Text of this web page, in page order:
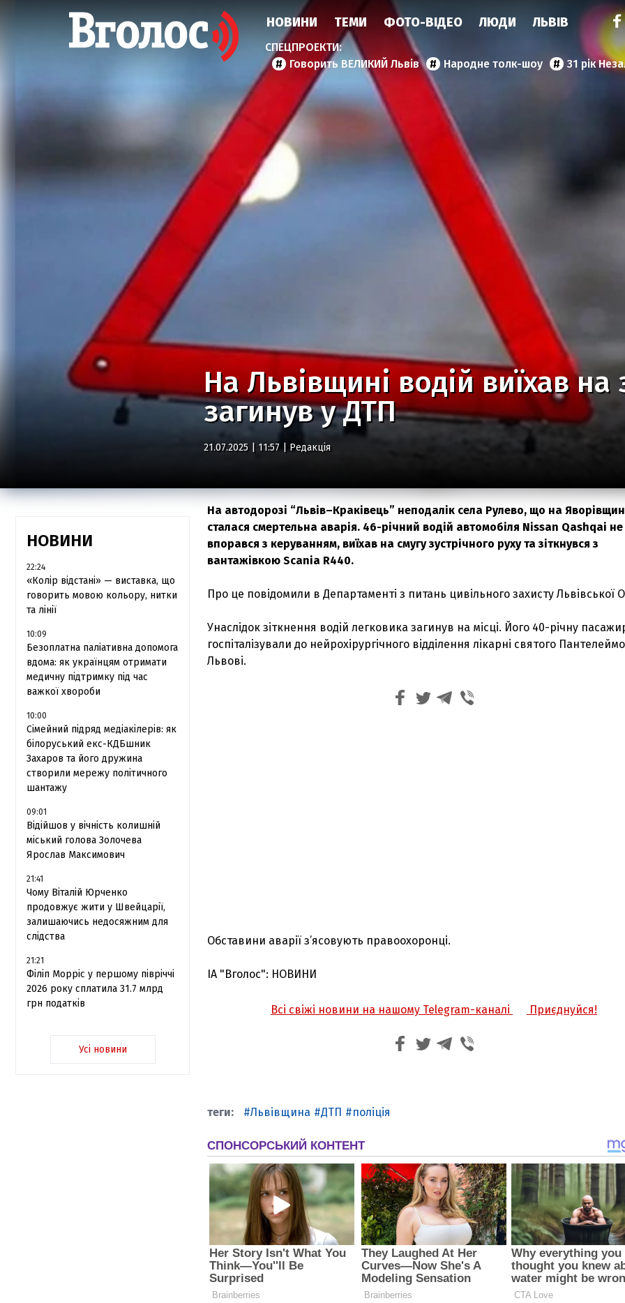
НОВИНИ ТЕМИ ФОТО-ВІДЕО ЛЮДИ ЛЬВІВ
Говорить ВЕЛИКИЙ Львів Народне толк-шоу 31 рік
На Львівщині водій виїхав на
загинув у ДТП
21.07.2025 | 11:57 | Редакція
НОВИНИ
22:24
«Колір відстані» — виставка, що
говорить мовою кольору, нитки
та лінії
10:09
Безоплатна паліативна допомога
вдома: як українцям отримати
медичну підтримку під час
важкої хвороби
10:00
Сімейний підряд медіакілерів: як
білоруський екс-КДБшник
Захаров та його дружина
створили мережу політичного
шантажу
09:01
Відійшов у вічність колишній
міський голова Золочева
Ярослав Максимович
21:41
Чому Віталій Юрченко
продовжує жити у Швейцарії,
залишаючись недосяжним для
слідства
21:21
Філіп Морріс у першому півріччі
2026 року сплатила 31.7 млрд
грн податків
Усі новини
На автодорозі “Львів–Краківець” неподалік села Рулево, що на
сталася смертельна аварія. 46-річний водій автомобіля Nissan Qashqai не
впорався з керуванням, виїхав на смугу зустрічного руху та зіткнувся з
вантажівкою Scania R440.
Про це повідомили в Департаменті з питань цивільного захисту Львівської
Унаслідок зіткнення водій легковика загинув на місці. Його 40-річну
госпіталізували до нейрохірургічного відділення лікарні святого
Львові.
Обставини аварії з’ясовують правоохоронці.
ІА "Вголос": НОВИНИ
Всі свіжі новини на нашому Telegram-каналі Приєднуйся!
Львівщина ДТП поліція
З'явилося відео знищеного ворожого